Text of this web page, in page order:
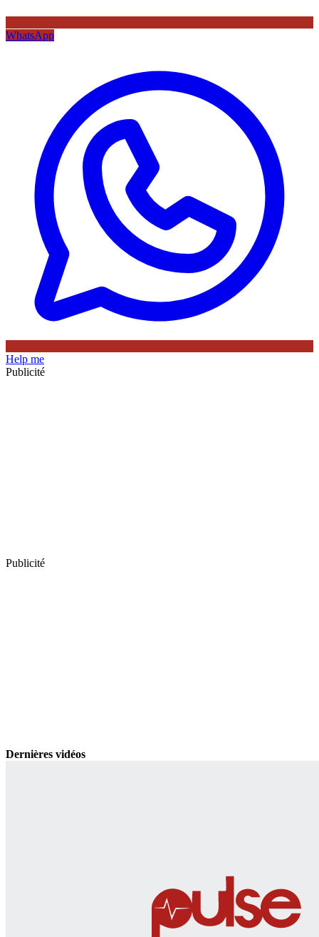
WhatsApp
Help me
Publicité
Publicité
Dernières vidéos